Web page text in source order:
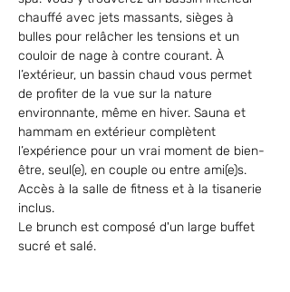
chauffé avec jets massants, sièges à
bulles pour relâcher les tensions et un
couloir de nage à contre courant. À
l’extérieur, un bassin chaud vous permet
de profiter de la vue sur la nature
environnante, même en hiver. Sauna et
hammam en extérieur complètent
l’expérience pour un vrai moment de bien-
être, seul(e), en couple ou entre ami(e)s.
Accès à la salle de fitness et à la tisanerie
inclus.
Le brunch est composé d'un large buffet
sucré et salé.